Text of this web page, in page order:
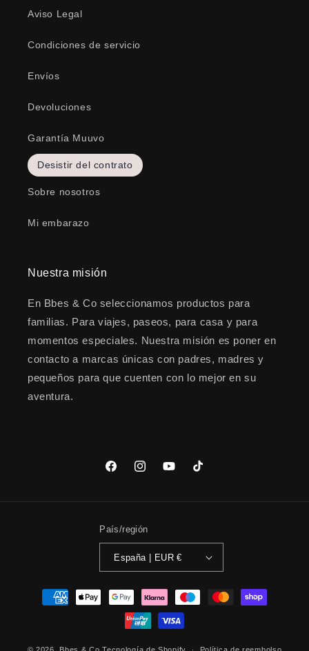
Aviso Legal
Condiciones de servicio
Envíos
Devoluciones
Garantía Muuvo
Desistir del contrato
Sobre nosotros
Mi embarazo
Nuestra misión
En Bbes & Co seleccionamos productos para
familias. Para viajes, paseos, para casa y para
momentos especiales. Nuestra misión es poner en
contacto a marcas únicas con padres, madres y
pequeños para que cuenten con lo mejor en su
aventura.
FacebookInstagramYouTubeTikTok
País/región
España | EUR €
Formas
© 2026, Bbes & Co Tecnología de Shopify